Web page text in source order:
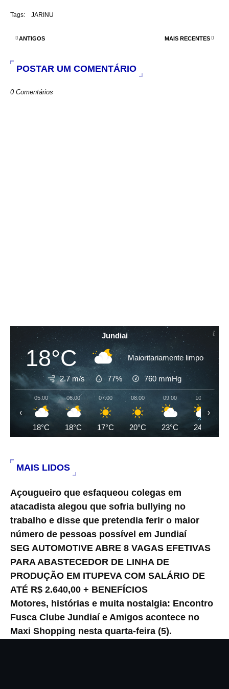
o
t
Tags: JARINU
MAIS RECENTES
ANTIGOS
POSTAR UM COMENTÁRIO
0 Comentários
Jundiai
18°C Maioritariamente limpo
2.7 m/s 77% 760 mmHg
05:00
18°C
06:00
18°C
07:00
17°C
08:00
20°C
09:00
23°C
10:00
24°C
‹ ›
MAIS LIDOS
Açougueiro que esfaqueou colegas em
atacadista alegou que sofria bullying no
trabalho e disse que pretendia ferir o maior
número de pessoas possível em Jundiaí
SEG AUTOMOTIVE ABRE 8 VAGAS EFETIVAS
PARA ABASTECEDOR DE LINHA DE
PRODUÇÃO EM ITUPEVA COM SALÁRIO DE
ATÉ R$ 2.640,00 + BENEFÍCIOS
Motores, histórias e muita nostalgia: Encontro
Fusca Clube Jundiaí e Amigos acontece no
Maxi Shopping nesta quarta-feira (5).